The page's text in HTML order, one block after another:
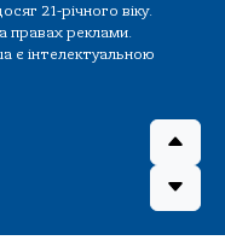
21-річного віку.
правах реклами.
є інтелектуальною